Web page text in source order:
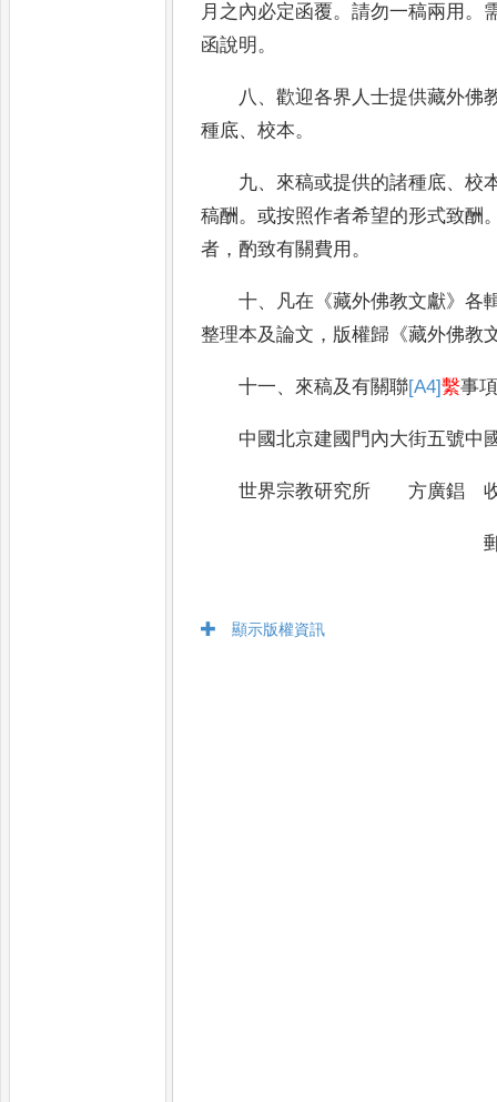
月之內必定函覆。請勿一稿兩用 。
函說明。
八 、歡迎各界人士提供藏外佛
種底、校本。
九、 來稿或提供的諸種底、校
稿酬。或按照作者希望的形式致酬
者 ， 酌致有關費用 。
十、 凡在 《藏外佛教文獻》各
整理本及論文 ， 版權歸 《藏外佛教
十一、 來稿及有關聯[A4]繫事
中國北京建國門內大街五號中
世界宗教研究所 方廣錩
顯示版權資訊